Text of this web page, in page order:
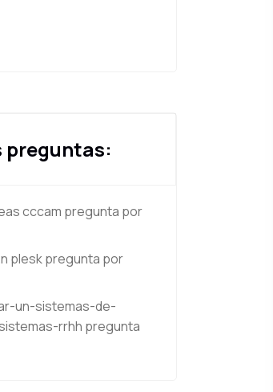
preguntas:
cccam pregunta por
pleskpregunta por
un-sistemas-de-
rrhh pregunta